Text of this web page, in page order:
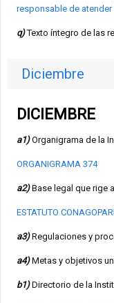
responsable de
q) Texto íntegro de las
Diciembre
DICIEMBRE
a1) Organigrama de la
ORGANIGRAMA 374
a2) Base legal que rige
ESTATUTO
a3)Regulaciones y
a4)Metas y objetivos
b1)Directorio de la